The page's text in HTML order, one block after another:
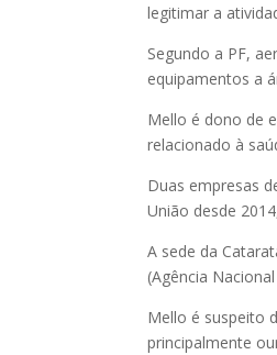
legitimar a
Segundo a PF,
equipamentos a
Mello é dono de
relacionado à
Duas empresas
União desde
A sede da
(Agência
Mello é suspeito
principalmente